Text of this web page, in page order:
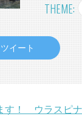
THEME:
ツイート
！ ウラスピナ